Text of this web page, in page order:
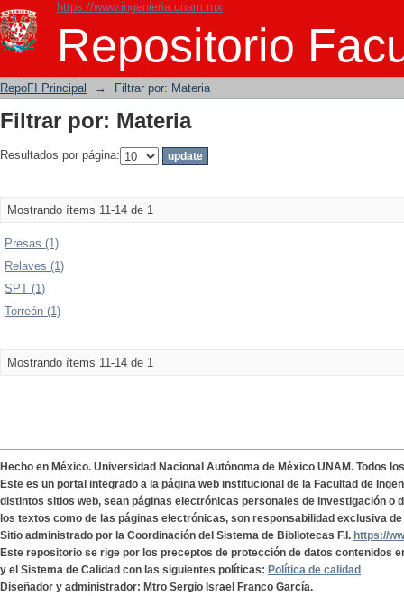
https://www.ingenieria.unam.mx
Repositorio
Filtrar por: Materia
RepoFI Principal → Filtrar por: Materia
Filtrar por: Materia
Resultados por página:
Mostrando ítems 11-14 de 1
Presas (1)
Relaves (1)
SPT (1)
Torreón (1)
Mostrando ítems 11-14 de 1
Hecho en México. Universidad Nacional Autónoma de México UNAM. Todos
Este es un portal integrado a la página web institucional de la Facultad de
distintos sitios web, sean páginas electrónicas personales de investigación o
los textos como de las páginas electrónicas, son responsabilidad exclusiva
Sitio administrado por la Coordinación del Sistema de Bibliotecas F.I. https://
Este repositorio se rige por los preceptos de protección de datos contenidos
y el Sistema de Calidad con las siguientes políticas: Política de calidad
Diseñador y administrador: Mtro Sergio Israel Franco García.